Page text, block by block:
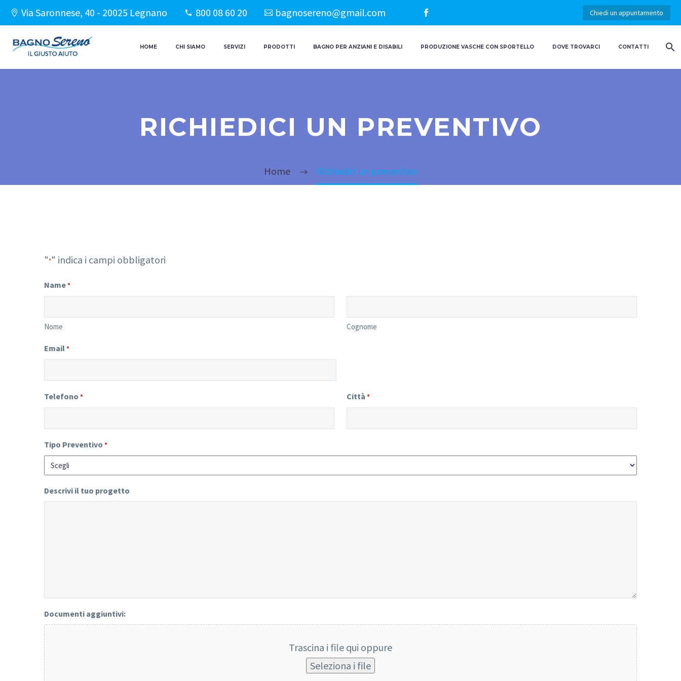
Via Saronnese, 40 - 20025 Legnano 800 08 60 20 bagnosereno@gmail.com Chiedi un appuntamento
HOME CHI SIAMO SERVIZI PRODOTTI BAGNO PER ANZIANI E DISABILI PRODUZIONE VASCHE CON SPORTELLO DOVE TROVARCI CONTATTI
RICHIEDICI UN PREVENTIVO
Home Richiedici un preventivo
"*" indica i campi obbligatori
Name*
Nome Cognome
Email*
Telefono * Città *
Tipo Preventivo *
Descrivi il tuo progetto
Documenti aggiuntivi:
Trascina i file qui oppure
Seleziona i file